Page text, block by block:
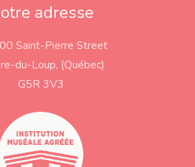
adresse
Saint-Pierre Street
du-Loup, (Québec)
G5R 3V3